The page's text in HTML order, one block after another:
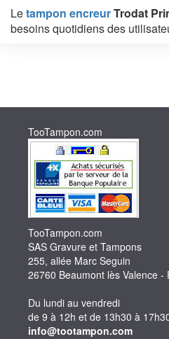
Letampon encreurTrodat
besoinsquotidiensdes
TooTampon.com
TooTampon.com
SAS Gravure et Tampons
255, allée Marc Seguin
26760 Beaumont lès Valence -
Du lundi au vendredi
de 9 à 12h et de 13h30 à
info@tootampon.com